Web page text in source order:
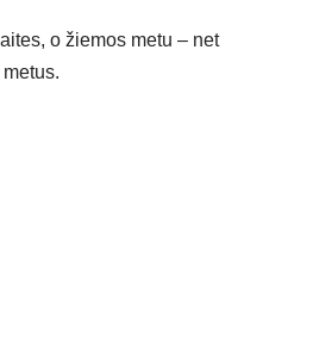
o žiemos metu – net